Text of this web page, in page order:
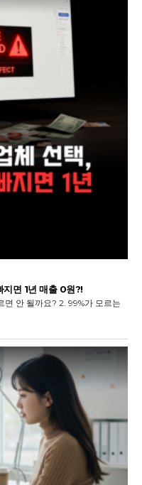
지면 1년 매출 0원?!